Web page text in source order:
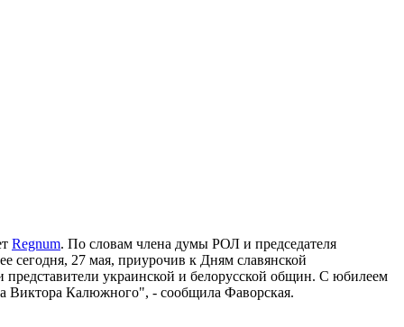
Regnum. По словам члена думы РОЛ и председателя
сегодня, 27 мая, приурочив к Дням славянской
украинской и белорусской общин. С юбилеем
Виктора Калюжного", - сообщила Фаворская.